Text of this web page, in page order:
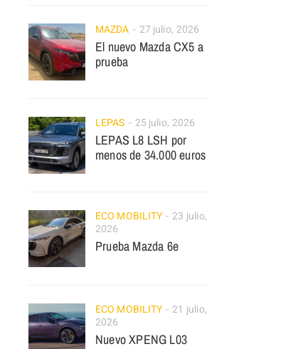
MAZDA 27 julio, 2026
El nuevo Mazda CX5 a
prueba
LEPAS 25 julio, 2026
LEPAS L8 LSH por
menos de 34.000 euros
ECO MOBILITY
23 julio,
2026
Prueba Mazda 6e
ECO MOBILITY
21 julio,
2026
Nuevo XPENG L03